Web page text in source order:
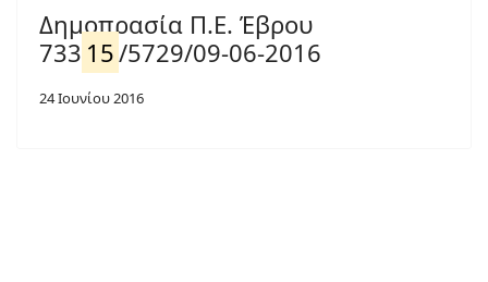
Δημοπρασία Π.Ε. Έβρου
733 15/5729/09-06-2016
24 Ιουνίου 2016